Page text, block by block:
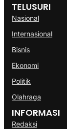
TELUSURI
Nasional
Internasional
Bisnis
Ekonomi
Politik
Olahraga
INFORMASI
Redaksi